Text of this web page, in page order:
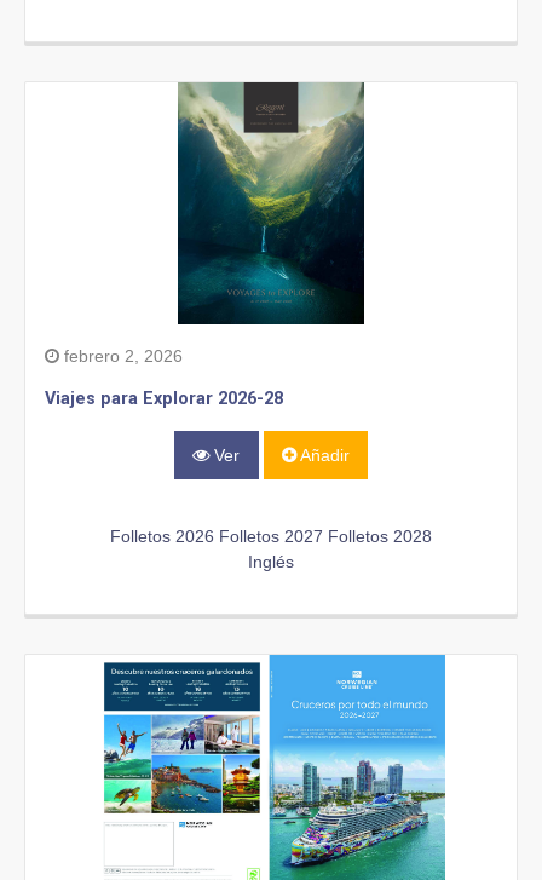
febrero 2, 2026
Viajes para Explorar 2026-28
Ver Añadir
Folletos 2026 Folletos 2027 Folletos 2028
Inglés